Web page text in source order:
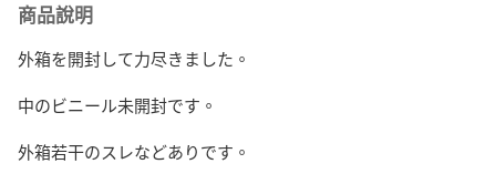
商品說明
外箱を開封して力尽きました。
中のビニール未開封です。
外箱若干のスレなどありです。